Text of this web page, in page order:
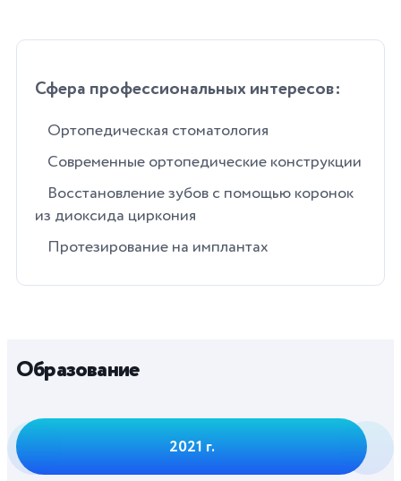
Сфера профессиональных интересов:
Ортопедическая стоматология
Современные ортопедические конструкции
Восстановление зубов с помощью коронок
из диоксида циркония
Протезирование на имплантах
Образование
2021 г.